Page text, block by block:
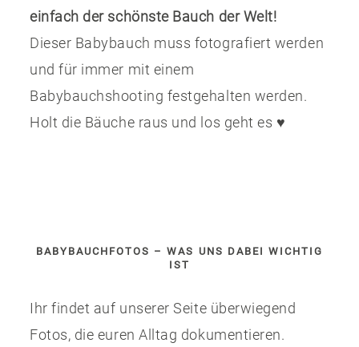
einfach der schönste Bauch der Welt!
Dieser Babybauch muss fotografiert werden
und für immer mit einem
Babybauchshooting festgehalten werden.
Holt die Bäuche raus und los geht es ♥
BABYBAUCHFOTOS – WAS UNS DABEI WICHTIG
IST
Ihr findet auf unserer Seite überwiegend
Fotos, die euren Alltag dokumentieren.